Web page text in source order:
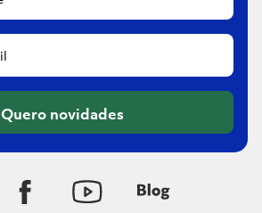
Quero novidades